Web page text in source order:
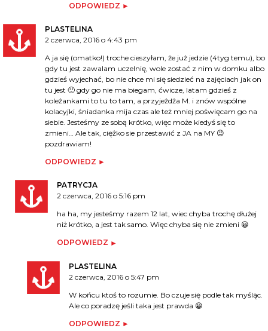
ODPOWIEDZ
PLASTELINA
2 czerwca, 2016 o 4:43 pm
A ja się (omatko!) troche cieszyłam, że już jedzie (4tyg temu), bo
gdy tu jest zawalam uczelnię, wole zostać z nim w domku albo
gdzieś wyjechać, bo nie chce mi się siedzieć na zajęciach jak on
tu jest 🙂 gdy go nie ma biegam, ćwicze, latam gdzieś z
koleżankami to tu to tam, a przyjeżdża M. i znów wspólne
kolacyjki, śniadanka mija czas ale też mniej poświęcam go na
siebie. Jesteśmy ze sobą krótko, więc może kiedyś się to
zmieni… Ale tak, ciężko sie przestawić z JA na MY 😉
pozdrawiam!
ODPOWIEDZ
PATRYCJA
2 czerwca, 2016 o 5:16 pm
ha ha, my jesteśmy razem 12 lat, wiec chyba trochę dłużej
niż krótko, a jest tak samo. Więc chyba się nie zmieni 😀
ODPOWIEDZ
PLASTELINA
2 czerwca, 2016 o 5:47 pm
W końcu ktoś to rozumie. Bo czuje się podle tak myśląc.
Ale co poradzę jeśli taka jest prawda 😀
ODPOWIEDZ